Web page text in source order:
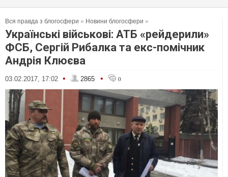
Вся правда з блогосфери » Новини блогосфери »
Українські військові: АТБ «рейдерили»
ФСБ, Сергій Рибалка та екс-помічник
Андрія Клюєва
03.02.2017, 17:02 • 2865 • 0